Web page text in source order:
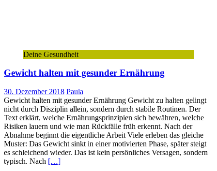
Deine Gesundheit
Gewicht halten mit gesunder Ernährung
30. Dezember 2018 Paula
Gewicht halten mit gesunder Ernährung Gewicht zu halten gelingt
nicht durch Disziplin allein, sondern durch stabile Routinen. Der
Text erklärt, welche Ernährungsprinzipien sich bewähren, welche
Risiken lauern und wie man Rückfälle früh erkennt. Nach der
Abnahme beginnt die eigentliche Arbeit Viele erleben das gleiche
Muster: Das Gewicht sinkt in einer motivierten Phase, später steigt
es schleichend wieder. Das ist kein persönliches Versagen, sondern
typisch. Nach […]